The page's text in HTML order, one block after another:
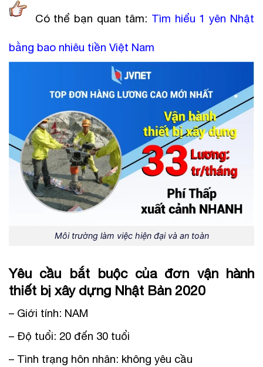
Có thể bạn quan tâm: Tìm hiểu 1 yên Nhật
bằng bao nhiêu tiền Việt Nam
Môi trường làm việc hiện đại và an toàn
Yêu cầu bắt buộc của đơn vận hành
thiết bị xây dựng Nhật Bản 2020
– Giới tính: NAM
– Độ tuổi: 20 đến 30 tuổi
– Tình trạng hôn nhân: không yêu cầu